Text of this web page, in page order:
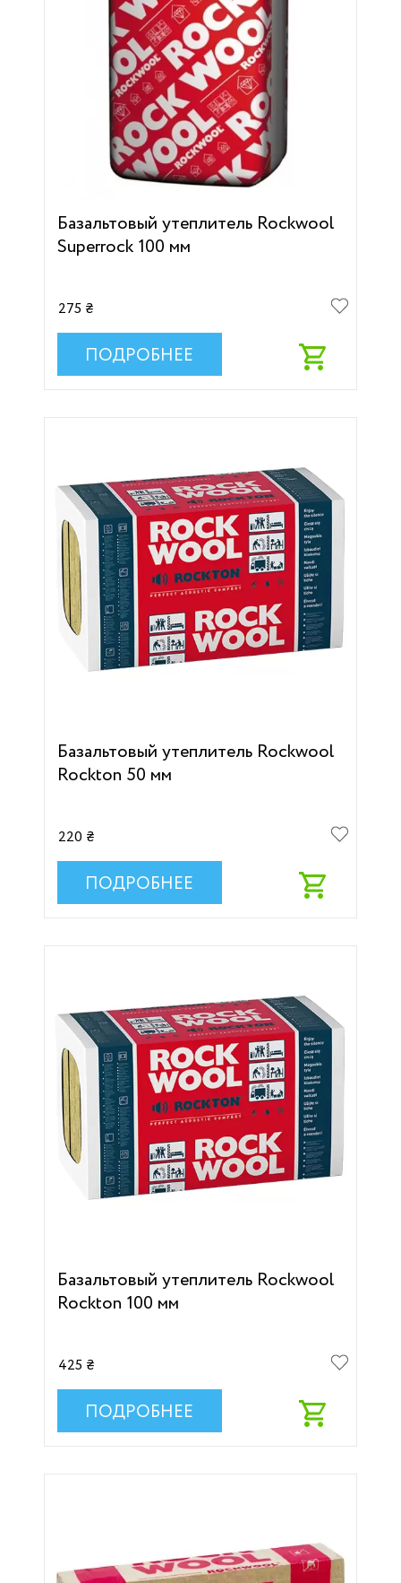
Базальтовый утеплитель Rockwool
Superrock 100 мм
275 ₴
ПОДРОБНЕЕ
Базальтовый утеплитель Rockwool
Rockton 50 мм
220 ₴
ПОДРОБНЕЕ
Базальтовый утеплитель Rockwool
Rockton 100 мм
425 ₴
ПОДРОБНЕЕ